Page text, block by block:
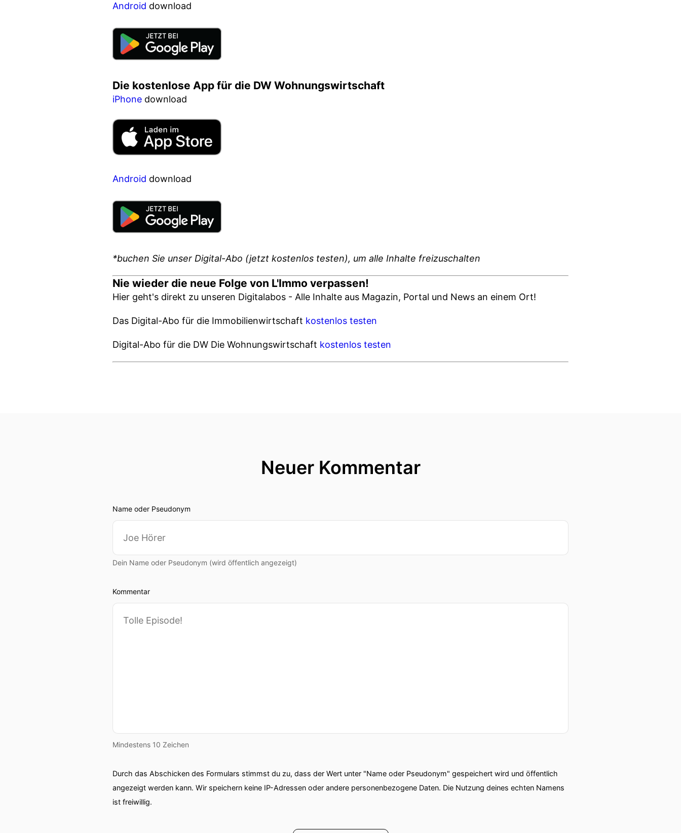
Android download
Die kostenlose App für die DW Wohnungswirtschaft
iPhone download
Android download
*buchen Sie unser Digital-Abo (jetzt kostenlos testen), um alle Inhalte freizuschalten
Nie wieder die neue Folge von L'Immo verpassen!
Hier geht's direkt zu unseren Digitalabos - Alle Inhalte aus Magazin, Portal und News an einem Ort!
Das Digital-Abo für die Immobilienwirtschaft kostenlos testen
Digital-Abo für die DW Die Wohnungswirtschaft kostenlos testen
Neuer Kommentar
Name oder Pseudonym
Dein Name oder Pseudonym (wird öffentlich angezeigt)
Kommentar
Mindestens 10 Zeichen
Durch das Abschicken des Formulars stimmst du zu, dass der Wert unter "Name oder Pseudonym" gespeichert wird und öffentlich
angezeigt werden kann. Wir speichern keine IP-Adressen oder andere personenbezogene Daten. Die Nutzung deines echten Namens
ist freiwillig.